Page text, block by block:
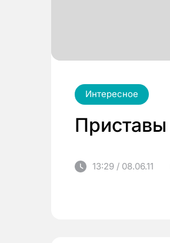
Интересное
13:29 / 08.06.11